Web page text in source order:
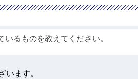
るものを教えてください。
ます。